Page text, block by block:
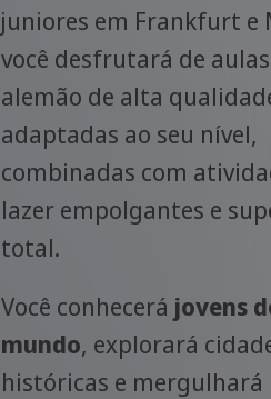
juniores em Frankfurt e
você desfrutará de
alemão de alta
adaptadas ao seu nível,
combinadas com
lazer empolgantes e
total.
Você conhecerá jovens
mundo, explorará
históricas e mergulhará